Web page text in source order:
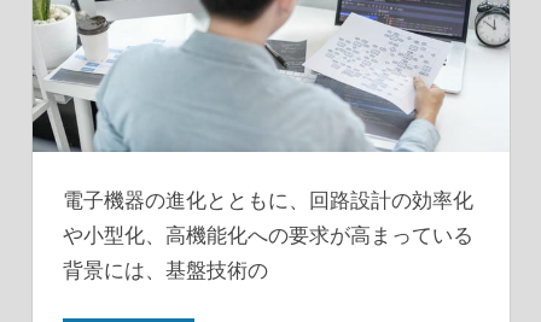
電子機器の進化とともに、回路設計の効率化
や小型化、高機能化への要求が高まっている
背景には、基盤技術の